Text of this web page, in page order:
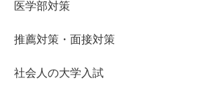
医学部対策
推薦対策・面接対策
社会人の大学入試